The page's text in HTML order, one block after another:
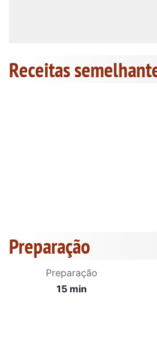
Receitas
Preparação
Preparação
15 min